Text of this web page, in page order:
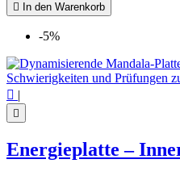
 In den Warenkorb
-5%
 |

Energieplatte –